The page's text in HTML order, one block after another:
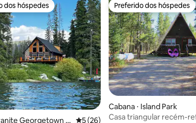
de 5, 8 avaliações
preferidos dos hóspedes
dos hóspedes
Georgetown la 5 de uma avaliação média de 5, 26
5 (26)
Preferido dos hóspedes
Preferido dos hóspedes
Cabana ⋅ Island Park
Casa triangular recém-